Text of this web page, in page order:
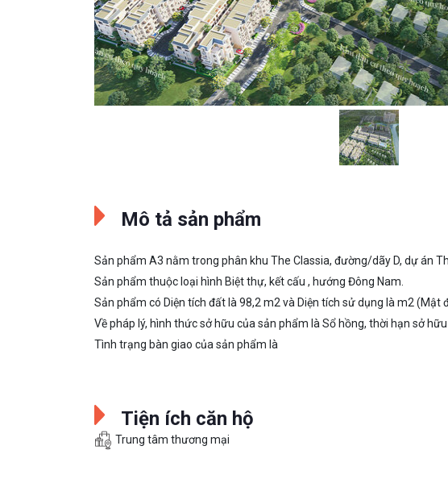
Mô tả sản phẩm
Sản phẩm A3 nằm trong phân khu The Classia, đường/dãy D, dự án
Sản phẩm thuộc loại hình Biệt thự, kết cấu , hướng Đông Nam.
Sản phẩm có Diện tích đất là 98,2 m2 và Diện tích sử dụng là m2 (Mật
Về pháp lý, hình thức sở hữu của sản phẩm là Sổ hồng, thời hạn sở hữu
Tình trạng bàn giao của sản phẩm là
Tiện ích căn hộ
Trung tâm thương mại